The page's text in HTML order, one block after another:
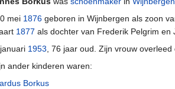
mei 1876 geboren in Wijnbergen als zoon
1877 als dochter van Frederik Pelgrim en
1953, 76 jaar oud. Zijn vrouw overleed
ander kinderen waren:
Borkus